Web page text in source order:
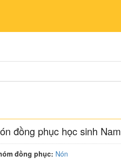
đồng phục học sinh Nam
đồng phục: Nón